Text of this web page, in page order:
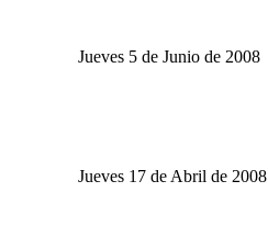
Jueves 5 de Junio de 2008
Jueves 17 de Abril de 2008